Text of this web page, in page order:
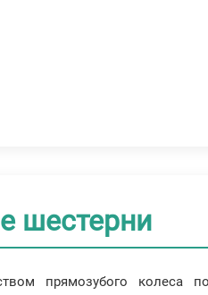
шестерни
прямозубого колеса